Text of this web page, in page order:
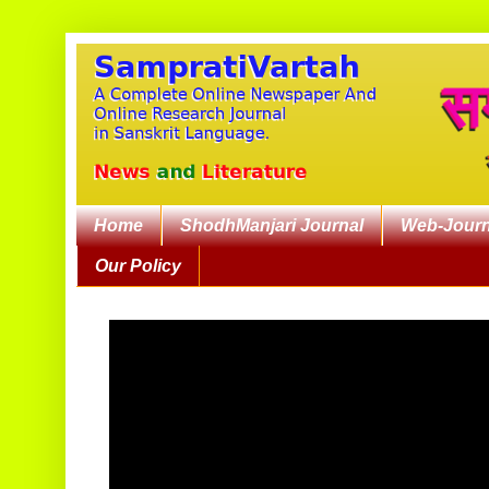
Home ShodhManjari Journal Web-
Our Policy